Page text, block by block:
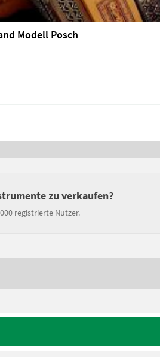
Modell Posch
zu verkaufen?
registrierte Nutzer.